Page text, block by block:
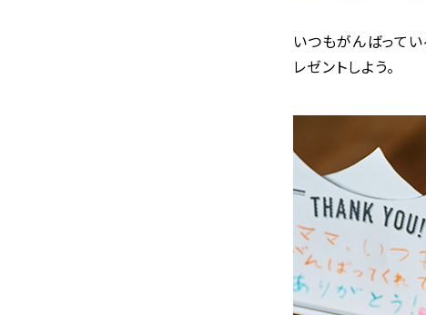
いつもがんばって
レゼントしよう。